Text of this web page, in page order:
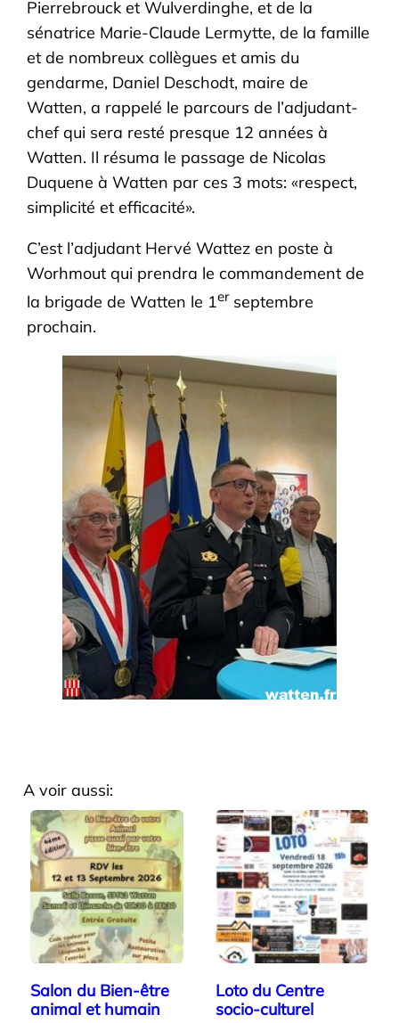
Pierrebrouck et Wulverdinghe, et de la
sénatrice Marie-Claude Lermytte, de la famille
et de nombreux collègues et amis du
gendarme, Daniel Deschodt, maire de
Watten, a rappelé le parcours de l’adjudant-
chef qui sera resté presque 12 années à
Watten. Il résuma le passage de Nicolas
Duquene à Watten par ces 3 mots: «respect,
simplicité et efficacité».
C’est l’adjudant Hervé Wattez en poste à
Worhmout qui prendra le commandement de
la brigade de Watten le 1erseptembre
prochain.
A voir aussi:
Salon du Bien-être
animal et humain
Loto du Centre
socio-culturel